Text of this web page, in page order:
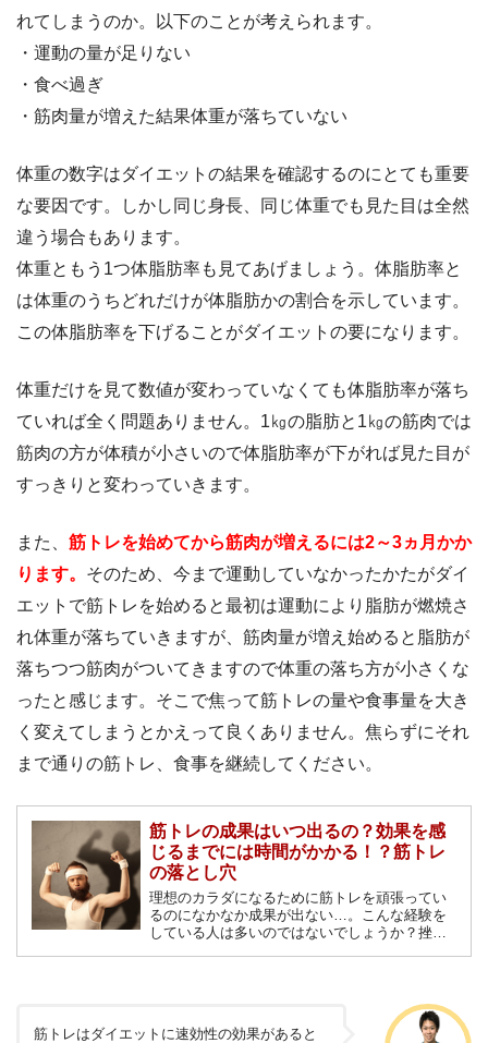
れてしまうのか。以下のことが考えられます。
・運動の量が足りない
・食べ過ぎ
・筋肉量が増えた結果体重が落ちていない
体重の数字はダイエットの結果を確認するのにとても重要
な要因です。しかし同じ身長、同じ体重でも見た目は全然
違う場合もあります。
体重ともう1つ体脂肪率も見てあげましょう。体脂肪率と
は体重のうちどれだけが体脂肪かの割合を示しています。
この体脂肪率を下げることがダイエットの要になります。
体重だけを見て数値が変わっていなくても体脂肪率が落ち
ていれば全く問題ありません。1㎏の脂肪と1㎏の筋肉では
筋肉の方が体積が小さいので体脂肪率が下がれば見た目が
すっきりと変わっていきます。
また、 筋トレを始めてから筋肉が増えるには2～3ヵ月かか
ります。 そのため、今まで運動していなかったかたがダイ
エットで筋トレを始めると最初は運動により脂肪が燃焼さ
れ体重が落ちていきますが、筋肉量が増え始めると脂肪が
落ちつつ筋肉がついてきますので体重の落ち方が小さくな
ったと感じます。そこで焦って筋トレの量や食事量を大き
く変えてしまうとかえって良くありません。焦らずにそれ
まで通りの筋トレ、食事を継続してください。
筋トレの成果はいつ出るの？効果を感
じるまでには時間がかかる！？筋トレ
の落とし穴
理想のカラダになるために筋トレを頑張ってい
るのになかなか成果が出ない…。こんな経験を
している人は多いのではないでしょうか？挫折
筋トレはダイエットに速効性の効果があると